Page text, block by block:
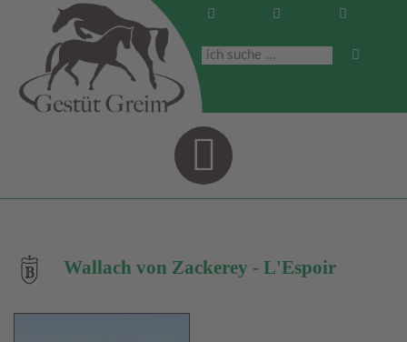
Wallach von Zackerey - L'Espoir